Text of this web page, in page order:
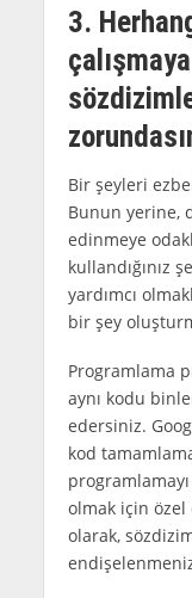
3.
Bir şeyleri
Bunun yerine,
edinmeye
kullandığınız
yardımcı
bir şey
Programlama
aynı kodu
edersiniz.
kod
programlamayı
olmak için özel
olarak,